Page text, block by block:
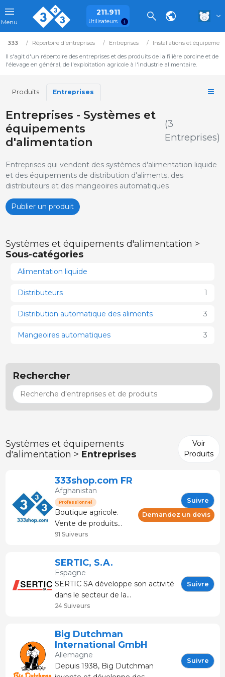
Menu
211.911
Utilisateurs
333 Répertoire d'entreprises Entreprises
Installations et
Il s'agit d'un répertoire des entreprises et des produits de la filière porcine et de
l'élevage en général, de l'exploitation agricole à l'industrie alimentaire.
Produits Entreprises
Entreprises - Systèmes et
équipements
d'alimentation
(3
Entreprises)
Entreprises qui vendent des systèmes d'alimentation liquide
et des équipements de distribution d'aliments, des
distributeurs et des mangeoires automatiques
Publier un produit
Systèmes et équipements d'alimentation >
Sous-catégories
Alimentation liquide
Distributeurs 1
Distribution automatique des aliments 3
Mangeoires automatiques 3
Rechercher
Systèmes et équipements
d'alimentation > Entreprises
Voir
Produits
333shop.com FR
Afghanistan
Professionnel
Boutique agricole.
Vente de produits
pour l'élevage et le
technique. La
boutique spécialisée
dans le porc. Plus de
120 marques et
91 Suiveurs
Suivre
Demandez un devis
SERTIC, S.A.
Espagne
SERTIC SA développe son activité
dans le secteur de la
transformation du métal et plus
fournisseurs de solutions
personnalisées pour installations
de production et de
développemen
24 Suiveurs
Suivre
Big Dutchman
International GmbH
Allemagne
Depuis 1938, Big Dutchman
Suivre